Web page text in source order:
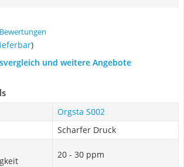
)
und weitere Angebote
Orgsta S002
Scharfer Druck
20 - 30 ppm